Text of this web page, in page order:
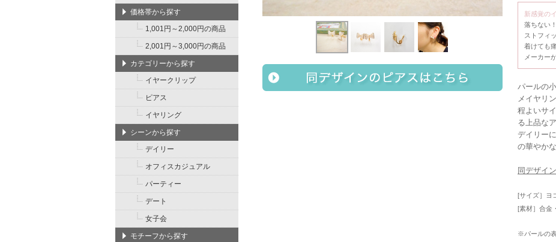
新感覚の
落ちない
ストフィ
着けても
メーカー
パールの
メイヤリ
程よいサ
る上品な
デイリー
の華やか
同デザイ
[サイズ］ヨ
[素材］合金
※パールの
価格帯から探す
1,001円～2,000円の商品
2,001円～3,000円の商品
カテゴリーから探す
イヤークリップ
ピアス
イヤリング
シーンから探す
デイリー
オフィスカジュアル
パーティー
デート
女子会
モチーフから探す